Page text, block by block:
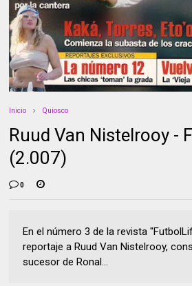
Inicio Quiosco
Ruud Van Nistelrooy -
(2.007)
0
En el número 3 de la revista
reportaje a Ruud Van Nistelrooy,
sucesor de Ronal...